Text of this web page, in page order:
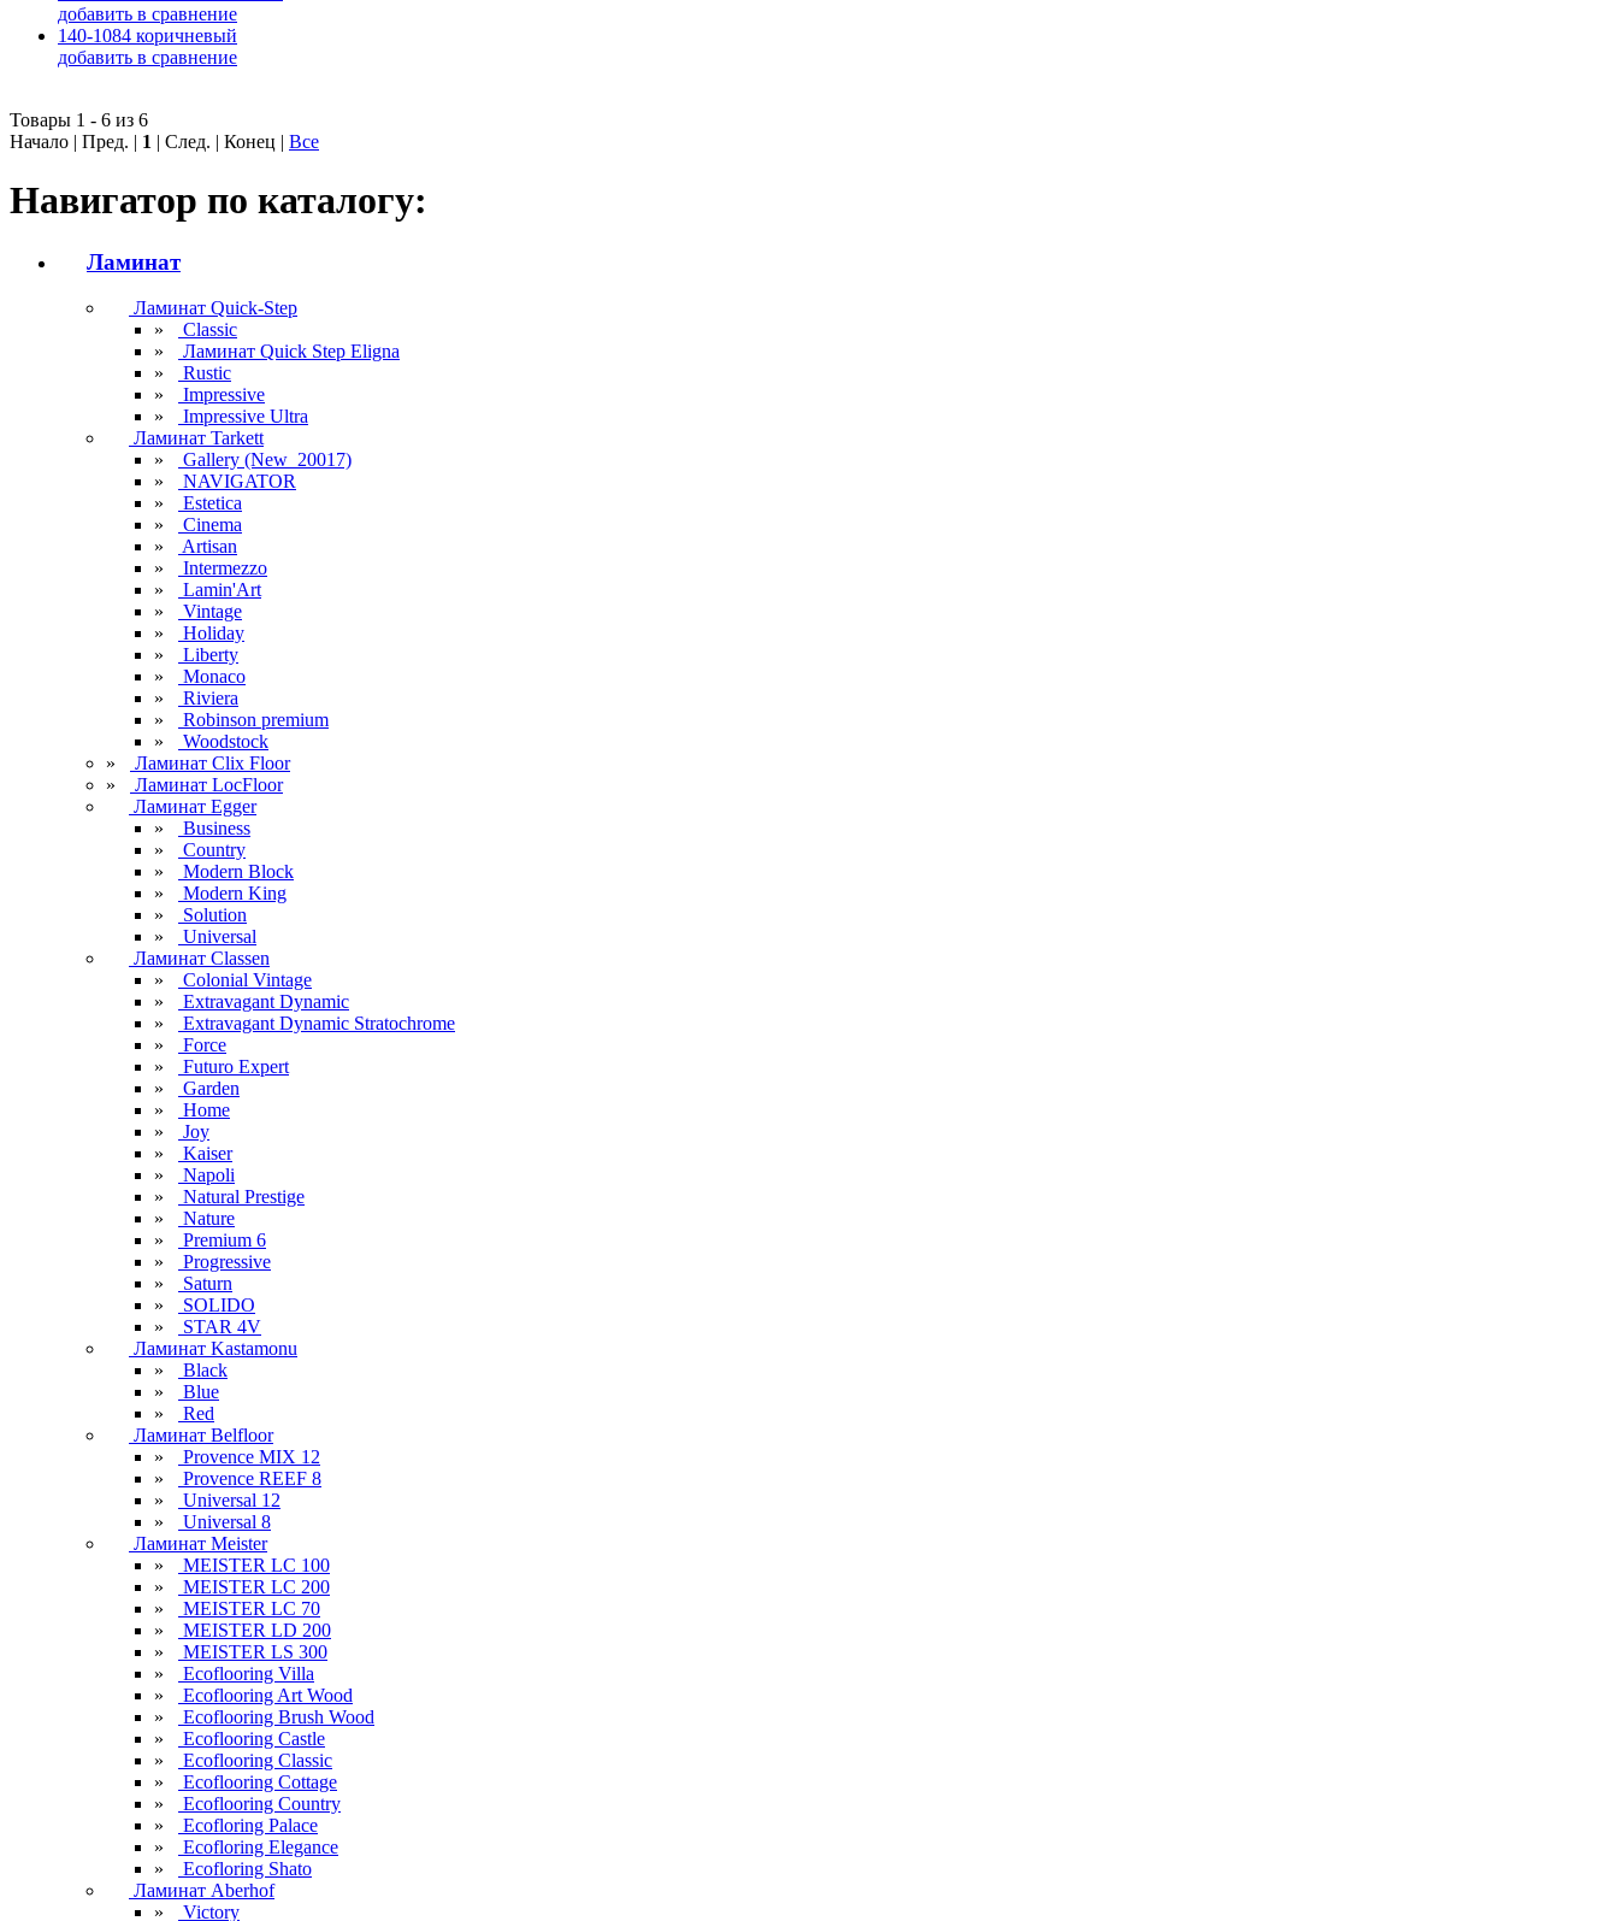
добавить в сравнение
140-1084 коричневый
добавить в сравнение
Товары 1 - 6 из 6
Начало | Пред. | 1 | След. | Конец | Все
Навигатор по каталогу:
Ламинат
Ламинат Quick-Step
»
Classic
»
Ламинат Quick Step Eligna
»
Rustic
»
Impressive
»
Impressive Ultra
Ламинат Tarkett
»
Gallery (New_20017)
»
NAVIGATOR
»
Estetica
»
Cinema
»
Artisan
»
Intermezzo
»
Lamin'Art
»
Vintage
»
Holiday
»
Liberty
»
Monaco
»
Riviera
»
Robinson premium
»
Woodstock
»
Ламинат Clix Floor
»
Ламинат LocFloor
Ламинат Egger
»
Business
»
Country
»
Modern Block
»
Modern King
»
Solution
»
Universal
Ламинат Classen
»
Colonial Vintage
»
Extravagant Dynamic
»
Extravagant Dynamic Stratochrome
»
Force
»
Futuro Expert
»
Garden
»
Home
»
Joy
»
Kaiser
»
Napoli
»
Natural Prestige
»
Nature
»
Premium 6
»
Progressive
»
Saturn
»
SOLIDO
»
STAR 4V
Ламинат Kastamonu
»
Black
»
Blue
»
Red
Ламинат Belfloor
»
Provence MIX 12
»
Provence REEF 8
»
Universal 12
»
Universal 8
Ламинат Meister
»
MEISTER LC 100
»
MEISTER LC 200
»
MEISTER LC 70
»
MEISTER LD 200
»
MEISTER LS 300
»
Ecoflooring Villa
»
Ecoflooring Art Wood
»
Ecoflooring Brush Wood
»
Ecoflooring Castle
»
Ecoflooring Classic
»
Ecoflooring Cottage
»
Ecoflooring Country
»
Ecofloring Palace
»
Ecofloring Elegance
»
Ecofloring Shato
Ламинат Aberhof
»
Victory